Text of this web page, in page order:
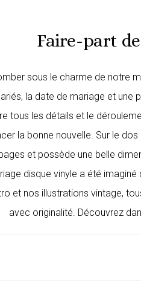
Faire-part
sous le charme de notre
la date de mariage et une
tous les détails et le
la bonne nouvelle. Sur le dos
et possède une belle
disque vinyle a été
et nos illustrations vintage,
avec originalité. Découvrez